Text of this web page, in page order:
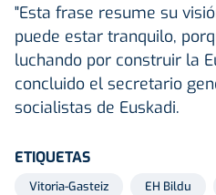
"Esta frase resume su
puede estar tranquilo,
luchando por construir la
concluido el secretario
socialistas de Euskadi.
ETIQUETAS
Vitoria-Gasteiz EH Bildu